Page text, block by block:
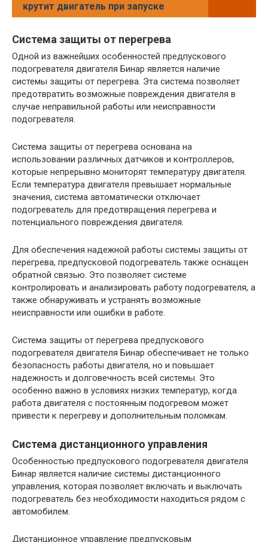
крутит двигатель при запуске
Система защиты от перегрева
Одной из важнейших особенностей предпускового
подогревателя двигателя Бинар является наличие
системы защиты от перегрева. Эта система позволяет
предотвратить возможные повреждения двигателя в
случае неправильной работы или неисправности
подогревателя.
Система защиты от перегрева основана на
использовании различных датчиков и контроллеров,
которые непрерывно мониторят температуру двигателя.
Если температура двигателя превышает нормальные
значения, система автоматически отключает
подогреватель для предотвращения перегрева и
потенциального повреждения двигателя.
Для обеспечения надежной работы системы защиты от
перегрева, предпусковой подогреватель также оснащен
обратной связью. Это позволяет системе
контролировать и анализировать работу подогревателя, а
также обнаруживать и устранять возможные
неисправности или ошибки в работе.
Система защиты от перегрева предпускового
подогревателя двигателя Бинар обеспечивает не только
безопасность работы двигателя, но и повышает
надежность и долговечность всей системы. Это
особенно важно в условиях низких температур, когда
работа двигателя с постоянным подогревом может
привести к перегреву и дополнительным поломкам.
Система дистанционного управления
Особенностью предпускового подогревателя двигателя
Бинар является наличие системы дистанционного
управления, которая позволяет включать и выключать
подогреватель без необходимости находиться рядом с
автомобилем.
Дистанционное управление предпусковым